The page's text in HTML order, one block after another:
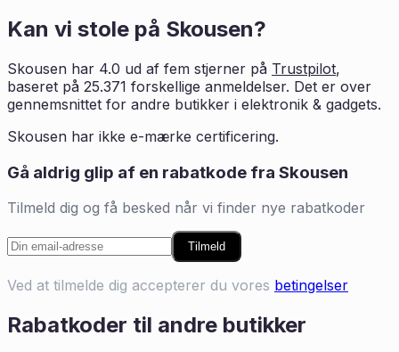
Kan vi stole på Skousen?
Skousen har 4.0 ud af fem stjerner på Trustpilot,
baseret på 25.371 forskellige anmeldelser. Det er over
gennemsnittet for andre butikker i elektronik & gadgets.
Skousen har ikke e-mærke certificering.
Gå aldrig glip af en rabatkode fra Skousen
Tilmeld dig og få besked når vi finder nye rabatkoder
Tilmeld
Ved at tilmelde dig accepterer du vores betingelser
Rabatkoder til andre butikker